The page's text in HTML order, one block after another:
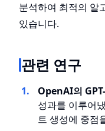
분석하여 최적의 알
있습니다.
관련 연구
OpenAI의
성과를 이루어
트 생성에 중점